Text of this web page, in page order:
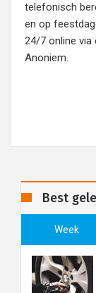
telefonisch
en op
24/7 online via
Anoniem.
Best
Week